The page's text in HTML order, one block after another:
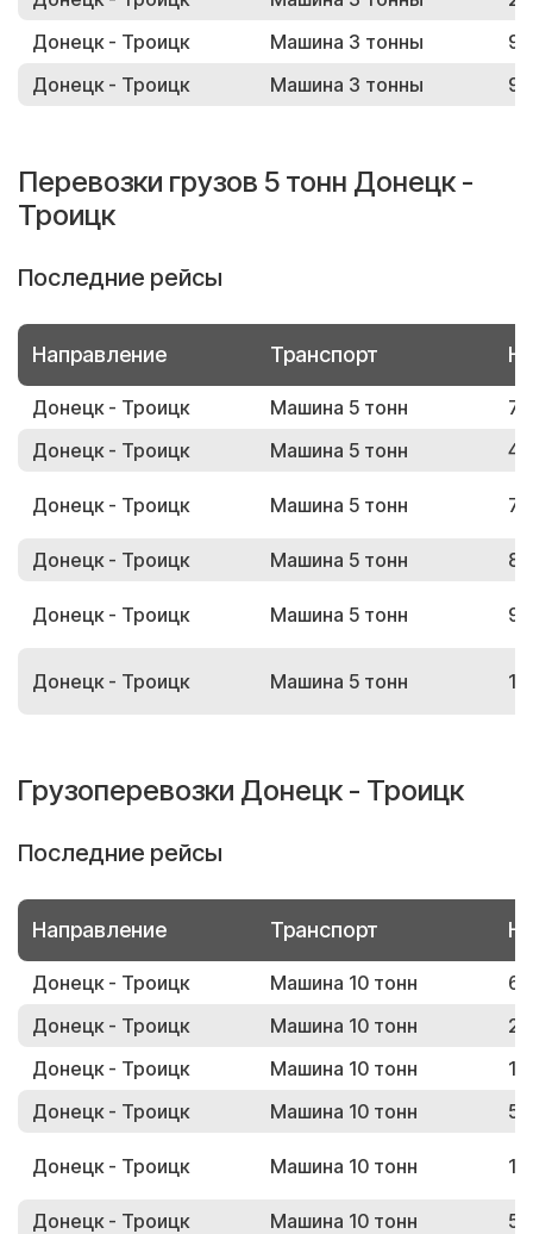
Донецк - Троицк
Машина 3 тонны
Донецк - Троицк
Машина 3 тонны
Перевозки грузов 5 тонн Донецк -
Троицк
Последние рейсы
Направление Транспорт
Донецк - Троицк Машина 5 тонн
Донецк - Троицк
Машина 5 тонн
Донецк - Троицк Машина 5 тонн
Донецк - Троицк Машина 5 тонн
Донецк - Троицк Машина 5 тонн
Донецк - Троицк Машина 5 тонн
Грузоперевозки Донецк - Троицк
Последние рейсы
Направление Транспорт
Донецк - Троицк Машина 10 тонн
Донецк - Троицк
Машина 10 тонн
Донецк - Троицк
Машина 10 тонн
Донецк - Троицк
Машина 10 тонн
Донецк - Троицк Машина 10 тонн
Донецк - Троицк Машина 10 тонн